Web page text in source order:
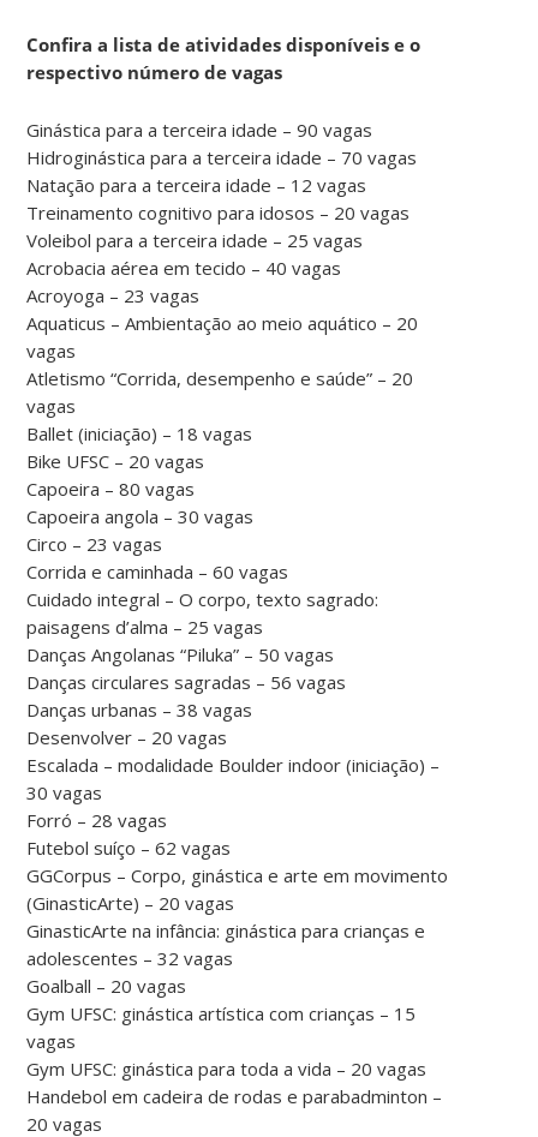
Confira a lista de atividades disponíveis e o
respectivo número de vagas
Ginástica para a terceira idade – 90 vagas
Hidroginástica para a terceira idade – 70 vagas
Natação para a terceira idade – 12 vagas
Treinamento cognitivo para idosos – 20 vagas
Voleibol para a terceira idade – 25 vagas
Acrobacia aérea em tecido – 40 vagas
Acroyoga – 23 vagas
Aquaticus – Ambientação ao meio aquático – 20
vagas
Atletismo “Corrida, desempenho e saúde” – 20
vagas
Ballet (iniciação) – 18 vagas
Bike UFSC – 20 vagas
Capoeira – 80 vagas
Capoeira angola – 30 vagas
Circo – 23 vagas
Corrida e caminhada – 60 vagas
Cuidado integral – O corpo, texto sagrado:
paisagens d’alma – 25 vagas
Danças Angolanas “Piluka” – 50 vagas
Danças circulares sagradas – 56 vagas
Danças urbanas – 38 vagas
Desenvolver – 20 vagas
Escalada – modalidade Boulder indoor (iniciação) –
30 vagas
Forró – 28 vagas
Futebol suíço – 62 vagas
GGCorpus – Corpo, ginástica e arte em movimento
(GinasticArte) – 20 vagas
GinasticArte na infância: ginástica para crianças e
adolescentes – 32 vagas
Goalball – 20 vagas
Gym UFSC: ginástica artística com crianças – 15
vagas
Gym UFSC: ginástica para toda a vida – 20 vagas
Handebol em cadeira de rodas e parabadminton –
20 vagas